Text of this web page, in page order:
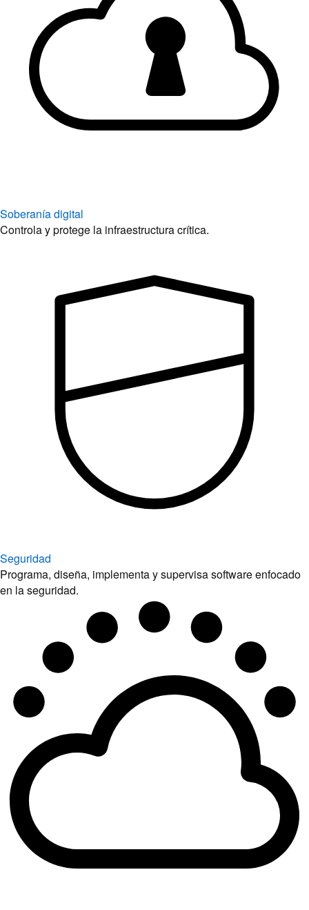
Soberanía digital
Controla y protege la infraestructura crítica.
Seguridad
Programa, diseña, implementa y supervisa software enfocado
en la seguridad.